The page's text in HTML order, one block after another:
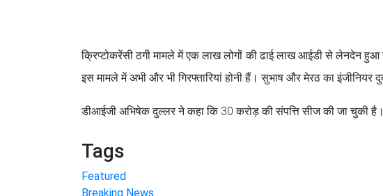
क्रिप्टोकरेंसी ठगी मामले में एक लाख लोगों की ढाई लाख आईडी से लेनदेन
इस मामले में अभी और भी गिरफ्तारियां होनी हैं। सुभाष और मेरठ का इंजीनियर
डीआईजी अभिषेक दुल्लर ने कहा कि 30 करोड़ की संपत्ति सीज की जा चुकी है।
Tags
Featured
Breaking News